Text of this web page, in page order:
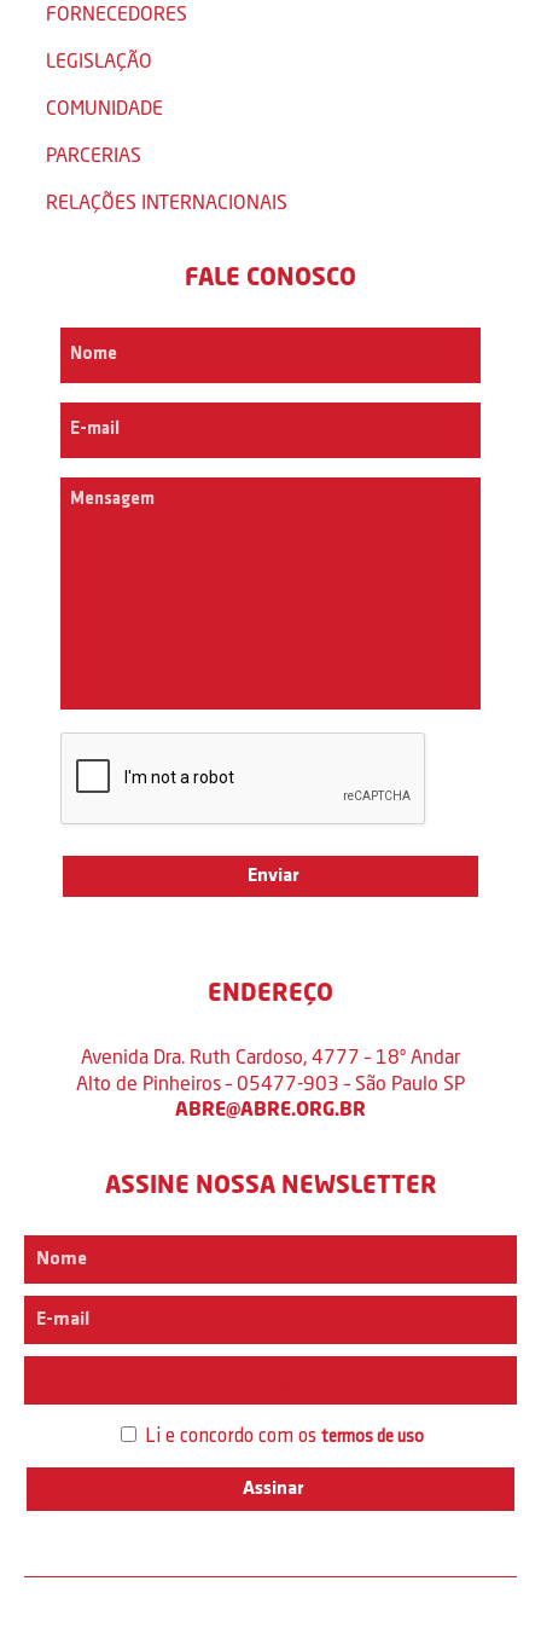
FORNECEDORES
LEGISLAÇÃO
COMUNIDADE
PARCERIAS
RELAÇÕES INTERNACIONAIS
FALE CONOSCO
ENDEREÇO
Avenida Dra. Ruth Cardoso, 4777 – 18º Andar
Alto de Pinheiros – 05477-903 – São Paulo SP
ABRE@ABRE.ORG.BR
ASSINE NOSSA NEWSLETTER
Li e concordo com os termos de uso